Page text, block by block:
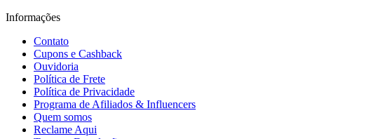
Informações
Contato
Cupons e Cashback
Ouvidoria
Política de Frete
Política de Privacidade
Programa de Afiliados & Influencers
Quem somos
Reclame Aqui